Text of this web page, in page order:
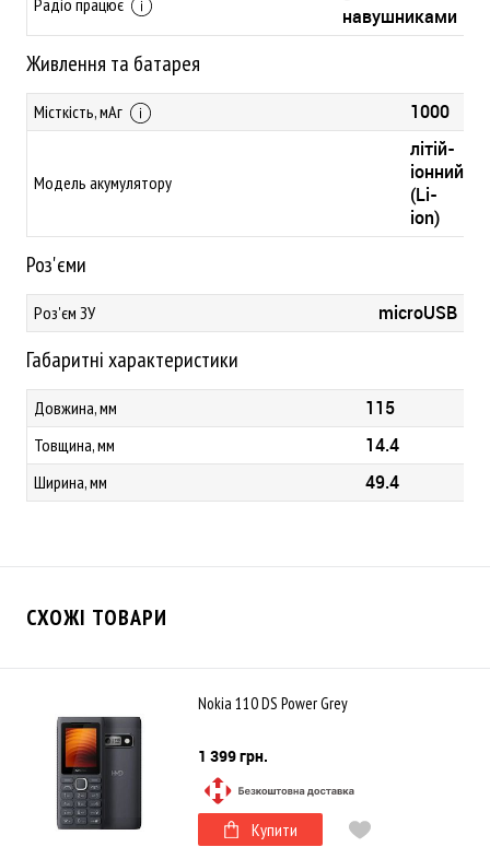
Радіо працює
навушниками
Живлення та батарея
Місткість, мАг 1000
Модель акумулятору
літій-
іонний
(Li-
ion)
Роз'єми
Роз'єм ЗУ microUSB
Габаритні характеристики
Довжина, мм 115
Товщина, мм 14.4
Ширина, мм 49.4
СХОЖІ ТОВАРИ
Nokia 110 DS Power Grey
1 399 грн.
Купити